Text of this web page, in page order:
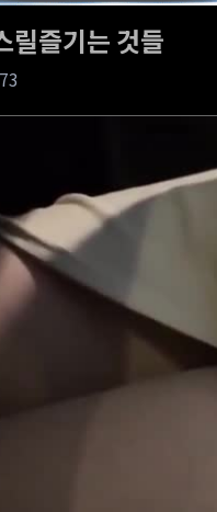
릴즐기는 것들
73